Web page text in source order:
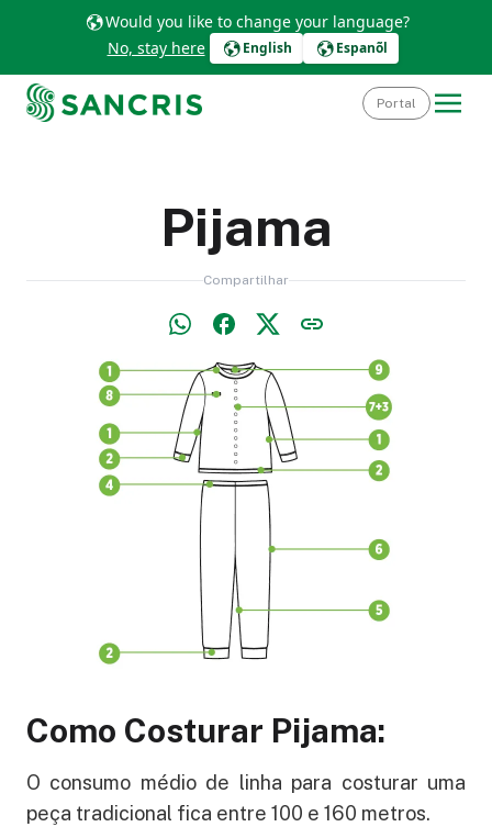
Would you like to change your language?
No, stay here
English Espanõl
Portal
Pijama
Compartilhar
Como Costurar Pijama:
O consumo médio de linha para costurar uma
peça tradicional fica entre 100 e 160 metros.